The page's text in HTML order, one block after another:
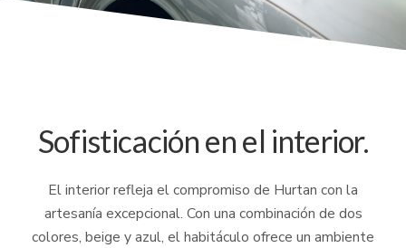
Sofisticación en el interior.
El interior refleja el compromiso de Hurtan con la
artesanía excepcional. Con una combinación de dos
colores, beige y azul, el habitáculo ofrece un ambiente